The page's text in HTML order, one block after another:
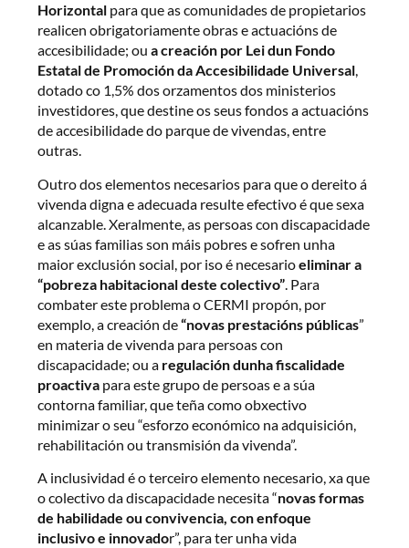
Horizontal para que as comunidades de propietarios
realicen obrigatoriamente obras e actuacións de
accesibilidade; oua creación por Lei dun Fondo
Estatal de Promoción da Accesibilidade Universal,
dotado co 1,5% dos orzamentos dos ministerios
investidores, que destine os seus fondos a actuacións
de accesibilidade do parque de vivendas, entre
outras.
Outro dos elementos necesarios para que o dereito á
vivenda digna e adecuada resulte efectivo é que sexa
alcanzable. Xeralmente, as persoas con discapacidade
e as súas familias son máis pobres e sofren unha
maior exclusión social, por iso é necesarioeliminar a
“pobreza habitacional deste colectivo” . Para
combater este problema o CERMI propón, por
exemplo, a creación de“novas prestacións públicas”
en materia de vivenda para persoas con
discapacidade; ou a regulación dunha fiscalidade
proactiva para este grupo de persoas e a súa
contorna familiar, que teña como obxectivo
minimizar o seu “esforzo económico na adquisición,
rehabilitación ou transmisión da vivenda”.
A inclusividad é o terceiro elemento necesario, xa que
o colectivo da discapacidade necesita “novas formas
de habilidade ou convivencia, con enfoque
inclusivo e innovador”, para ter unha vida